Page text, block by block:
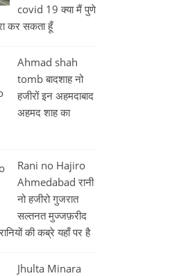
covid 19 क्या मैं पुणे
कर सकता हूँ
Ahmad shah
tomb बादशाह नो
हजीरों इन अहमदाबाद
अहमद शाह का
Rani no Hajiro
Ahmedabad रानी
नो हजीरो गुजरात
सल्तनत मुज्जफ़रीद
की कब्रे यहाँ पर है
Jhulta Minara